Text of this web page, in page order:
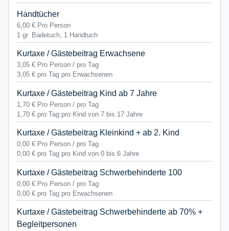
Handtücher
6,00 € Pro Person
1 gr. Badetuch, 1 Handtuch
Kurtaxe / Gästebeitrag Erwachsene
3,05 € Pro Person / pro Tag
3,05 € pro Tag pro Erwachsenen
Kurtaxe / Gästebeitrag Kind ab 7 Jahre
1,70 € Pro Person / pro Tag
1,70 € pro Tag pro Kind von 7 bis 17 Jahre
Kurtaxe / Gästebeitrag Kleinkind + ab 2. Kind
0,00 € Pro Person / pro Tag
0,00 € pro Tag pro Kind von 0 bis 6 Jahre
Kurtaxe / Gästebeitrag Schwerbehinderte 100
0,00 € Pro Person / pro Tag
0,00 € pro Tag pro Erwachsenen
Kurtaxe / Gästebeitrag Schwerbehinderte ab 70% +
Begleitpersonen